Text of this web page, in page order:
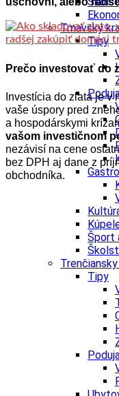
Trnavský
Tipy
Gastro
Šport
Tipy
Prečo investovať do
Investícia do zlata je v
vaše úspory pred
a hospodárskymi
vašom investičnom
nezávisí na cene
bez DPH aj dane z
obchodníka.